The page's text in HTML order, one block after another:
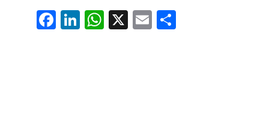
Fa
ce
Li
nk
W
ha
X E
m
Pa
rt